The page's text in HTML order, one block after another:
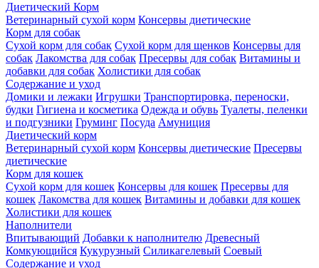
Диетический Корм
Ветеринарный сухой корм Консервы диетические
Корм для собак
Сухой корм для собак Сухой корм для щенков Консервы для
собак Лакомства для собак Пресервы для собак Витамины и
добавки для собак Холистики для собак
Содержание и уход
Домики и лежаки Игрушки Транспортировка, переноски,
будки Гигиена и косметика Одежда и обувь Туалеты, пеленки
и подгузники Груминг Посуда Амуниция
Диетический корм
Ветеринарный сухой корм Консервы диетические Пресервы
диетические
Корм для кошек
Сухой корм для кошек Консервы для кошек Пресервы для
кошек Лакомства для кошек Витамины и добавки для кошек
Холистики для кошек
Наполнители
Впитывающий Добавки к наполнителю Древесный
Комкующийся Кукурузный Силикагелевый Соевый
Содержание и уход